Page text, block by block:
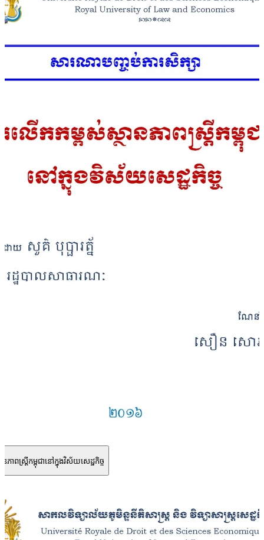
ភាពស្តី្រកម្ពុជានៅក្នុងវិស័យសេដ្ឋកិច្ច